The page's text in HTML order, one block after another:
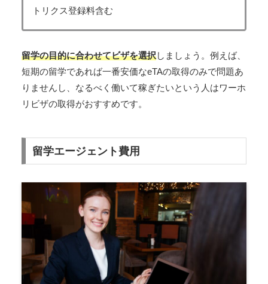
トリクス登録料含む
留学の目的に合わせてビザを選択しましょう。例えば、
短期の留学であれば一番安価なeTAの取得のみで問題あ
りませんし、なるべく働いて稼ぎたいという人はワーホ
リビザの取得がおすすめです。
留学エージェント費用